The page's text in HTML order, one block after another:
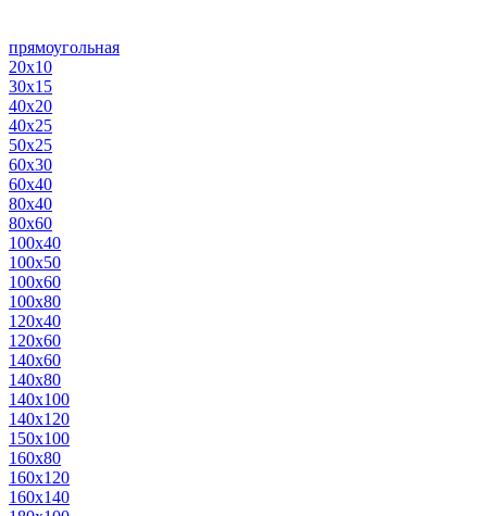
прямоугольная
20х10
30х15
40х20
40х25
50х25
60х30
60х40
80х40
80х60
100х40
100х50
100х60
100х80
120х40
120х60
140х60
140х80
140х100
140х120
150х100
160х80
160х120
160х140